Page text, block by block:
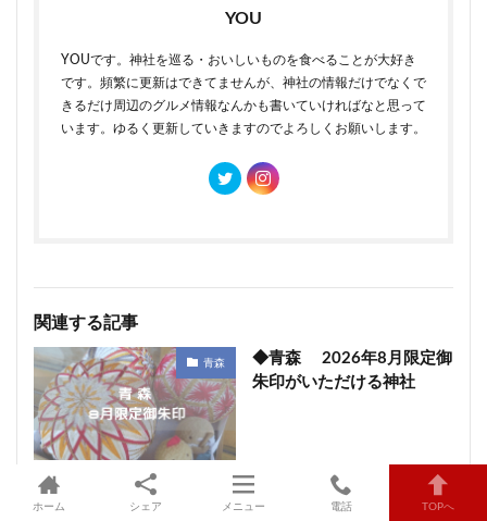
YOU
YOUです。神社を巡る・おいしいものを食べることが大好き
です。頻繁に更新はできてませんが、神社の情報だけでなくで
きるだけ周辺のグルメ情報なんかも書いていければなと思って
います。ゆるく更新していきますのでよろしくお願いします。
関連する記事
青森
◆青森 2026年8月限定御
朱印がいただける神社
青森
◆青森 2025年12月限定
ホーム シェア メニュー 電話 TOPへ